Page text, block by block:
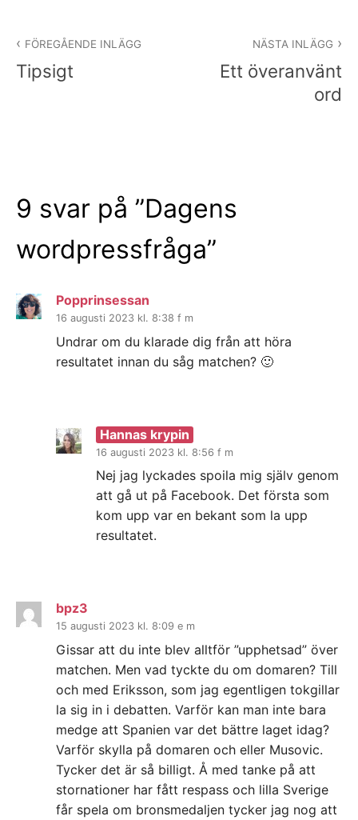
FÖREGÅENDE INLÄGG
Tipsigt
NÄSTA INLÄGG
Ett överanvänt
ord
9 svar på ”Dagens
wordpressfråga”
Popprinsessan
16 augusti 2023 kl. 8:38 f m
Undrar om du klarade dig från att höra
resultatet innan du såg matchen? 🙂
Hannas krypin
16 augusti 2023 kl. 8:56 f m
Nej jag lyckades spoila mig själv genom
att gå ut på Facebook. Det första som
kom upp var en bekant som la upp
resultatet.
bpz3
15 augusti 2023 kl. 8:09 e m
Gissar att du inte blev alltför ”upphetsad” över
matchen. Men vad tyckte du om domaren? Till
och med Eriksson, som jag egentligen tokgillar
la sig in i debatten. Varför kan man inte bara
medge att Spanien var det bättre laget idag?
Varför skylla på domaren och eller Musovic.
Tycker det är så billigt. Å med tanke på att
stornationer har fått respass och lilla Sverige
får spela om bronsmedaljen tycker jag nog att